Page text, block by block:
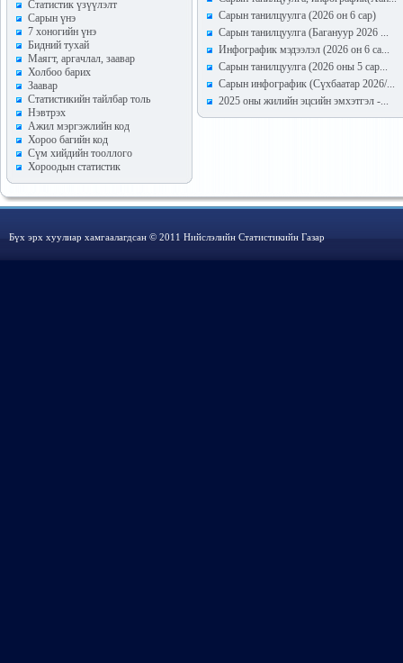
Статистик үзүүлэлт
Сарын үнэ
7 хоногийн үнэ
Бидний тухай
Маягт, аргачлал, заавар
Холбоо барих
Заавар
Статистикийн тайлбар толь
Нэвтрэх
Ажил мэргэжлийн код
Хороо багийн код
Сүм хийдийн тооллого
Хороодын статистик
Сарын танилцуулга (2026 он 6 сар)
Сарын танилцуулга (Багануур 2026 ...
Инфографик мэдээлэл (2026 он 6 са...
Сарын танилцуулга (2026 оны 5 сар...
Сарын инфографик (Сүхбаатар 2026/...
2025 оны жилийн эцсийн эмхэтгэл -...
Бүх эрх хуулиар хамгаалагдсан © 2011 Нийслэлийн Статистикийн Газар